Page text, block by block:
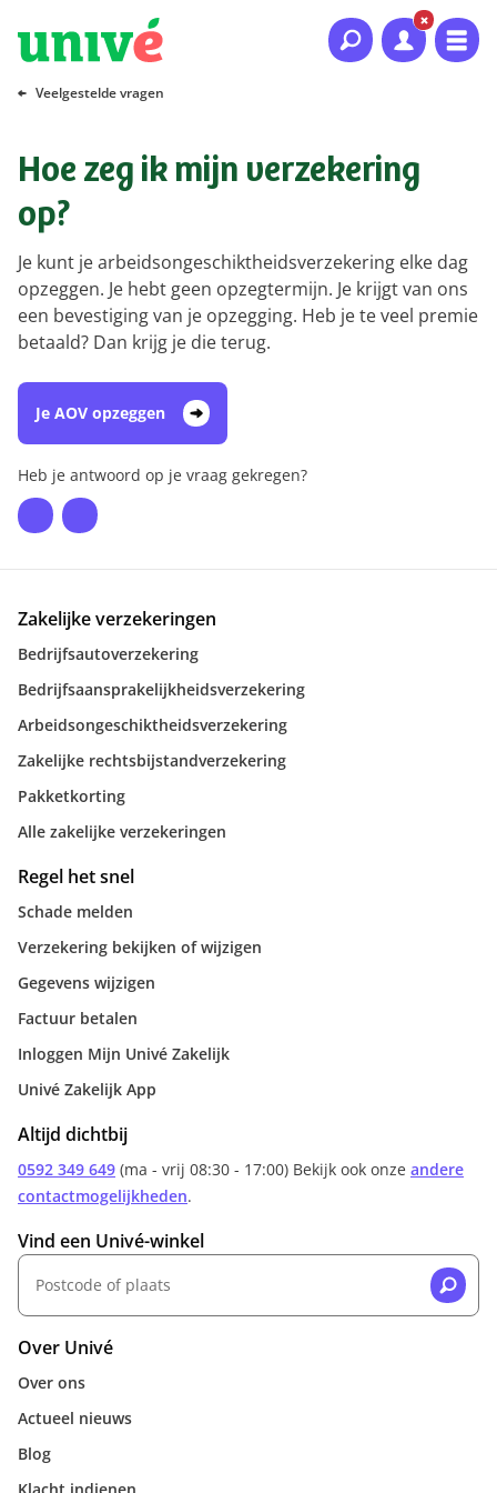
Naar hoofdinhoud
Naar hoofdnavigatie
Naar footer
Veelgestelde vragen
Hoe zeg ik mijn verzekering
op?
Je kunt je arbeidsongeschiktheidsverzekering elke dag
opzeggen. Je hebt geen opzegtermijn. Je krijgt van ons
een bevestiging van je opzegging. Heb je te veel premie
betaald? Dan krijg je die terug.
Je AOV opzeggen
Heb je antwoord op je vraag gekregen?
Zakelijke verzekeringen
Bedrijfsautoverzekering
Bedrijfsaansprakelijkheidsverzekering
Arbeidsongeschiktheidsverzekering
Zakelijke rechtsbijstandverzekering
Pakketkorting
Alle zakelijke verzekeringen
Regel het snel
Schade melden
Verzekering bekijken of wijzigen
Gegevens wijzigen
Factuur betalen
Inloggen Mijn Univé Zakelijk
Univé Zakelijk App
Altijd dichtbij
0592 349 649 (ma - vrij 08:30 - 17:00) Bekijk ook onze andere
contactmogelijkheden.
Vind een Univé-winkel
Over Univé
Over ons
Actueel nieuws
Blog